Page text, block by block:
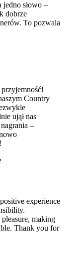
jedno słowo –
dobrze
To pozwala
Country
ujął nas
–
experience
making
Thank you for